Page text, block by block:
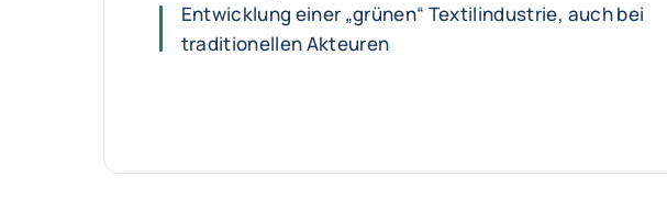
Entwicklung einer „grünen“ Textilindustrie, auch bei
traditionellen Akteuren